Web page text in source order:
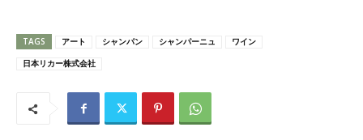
TAGS アート シャンパン シャンパーニュ ワイン
日本リカー株式会社